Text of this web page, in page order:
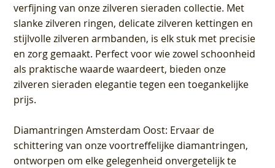
verfijning van onze zilveren sieraden collectie. Met
slanke zilveren ringen, delicate zilveren kettingen en
stijlvolle zilveren armbanden, is elk stuk met precisie
en zorg gemaakt. Perfect voor wie zowel schoonheid
als praktische waarde waardeert, bieden onze
zilveren sieraden elegantie tegen een toegankelijke
prijs.
Diamantringen Amsterdam Oost: Ervaar de
schittering van onze voortreffelijke diamantringen,
ontworpen om elke gelegenheid onvergetelijk te